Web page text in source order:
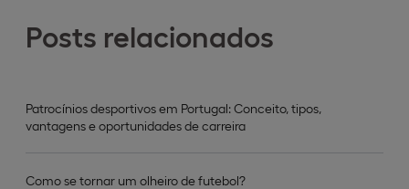
Posts relacionados
Patrocínios desportivos em Portugal: Conceito, tipos,
vantagens e oportunidades de carreira
Como se tornar um olheiro de futebol?